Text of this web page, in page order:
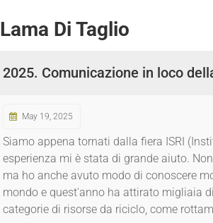
Lama Di Taglio
2025. Comunicazione in loco
May 19, 2025
Siamo appena tornati dalla fiera ISRI
esperienza mi è stata di grande aiuto.
ma ho anche avuto modo di conoscere
mondo e quest'anno ha attirato migliaia
categorie di risorse da riciclo, come